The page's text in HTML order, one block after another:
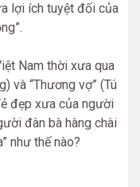
lợi ích tuyệt đối của
Nam thời xưa qua
và “Thương vợ” (Tú
đẹp xưa của người
đàn bà hàng chài
như thế nào?